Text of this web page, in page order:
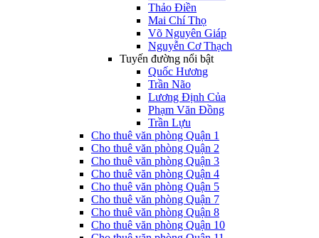
Thảo Điền
Mai Chí Thọ
Võ Nguyên Giáp
Nguyễn Cơ Thạch
Tuyến đường nổi bật
Quốc Hương
Trần Não
Lương Định Của
Phạm Văn Đồng
Trần Lựu
Cho thuê văn phòng Quận 1
Cho thuê văn phòng Quận 2
Cho thuê văn phòng Quận 3
Cho thuê văn phòng Quận 4
Cho thuê văn phòng Quận 5
Cho thuê văn phòng Quận 7
Cho thuê văn phòng Quận 8
Cho thuê văn phòng Quận 10